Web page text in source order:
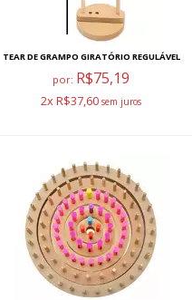
TEAR DE GRAMPO GIRATÓRIO REGULÁVEL
por: R$75,19
2x R$37,60